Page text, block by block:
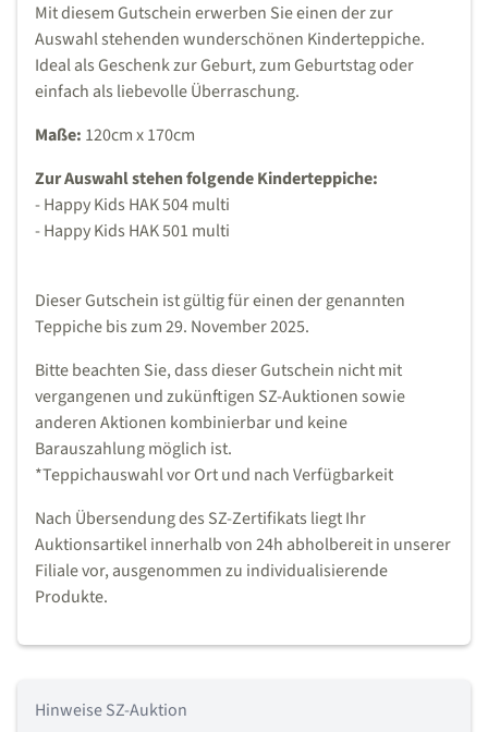
Mit diesem Gutschein erwerben Sie einen der zur
Auswahl stehenden wunderschönen Kinderteppiche.
Ideal als Geschenk zur Geburt, zum Geburtstag oder
einfach als liebevolle Überraschung.
Maße: 120cm x 170cm
Zur Auswahl stehen folgende Kinderteppiche:
- Happy Kids HAK 504 multi
- Happy Kids HAK 501 multi
Dieser Gutschein ist gültig für einen der genannten
Teppiche bis zum 29. November 2025.
Bitte beachten Sie, dass dieser Gutschein nicht mit
vergangenen und zukünftigen SZ-Auktionen sowie
anderen Aktionen kombinierbar und keine
Barauszahlung möglich ist.
*Teppichauswahl vor Ort und nach Verfügbarkeit
Nach Übersendung des SZ-Zertifikats liegt Ihr
Auktionsartikel innerhalb von 24h abholbereit in unserer
Filiale vor, ausgenommen zu individualisierende
Produkte.
Hinweise SZ-Auktion